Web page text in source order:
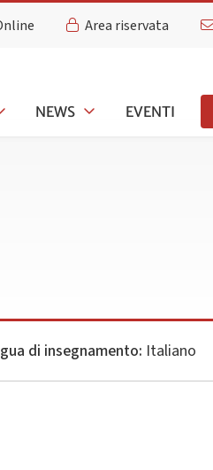
Area riservata
NEWS EVENTI
di insegnamento: Italiano